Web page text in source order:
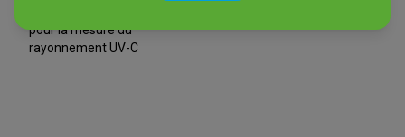
pour la mesure du
rayonnement UV-C